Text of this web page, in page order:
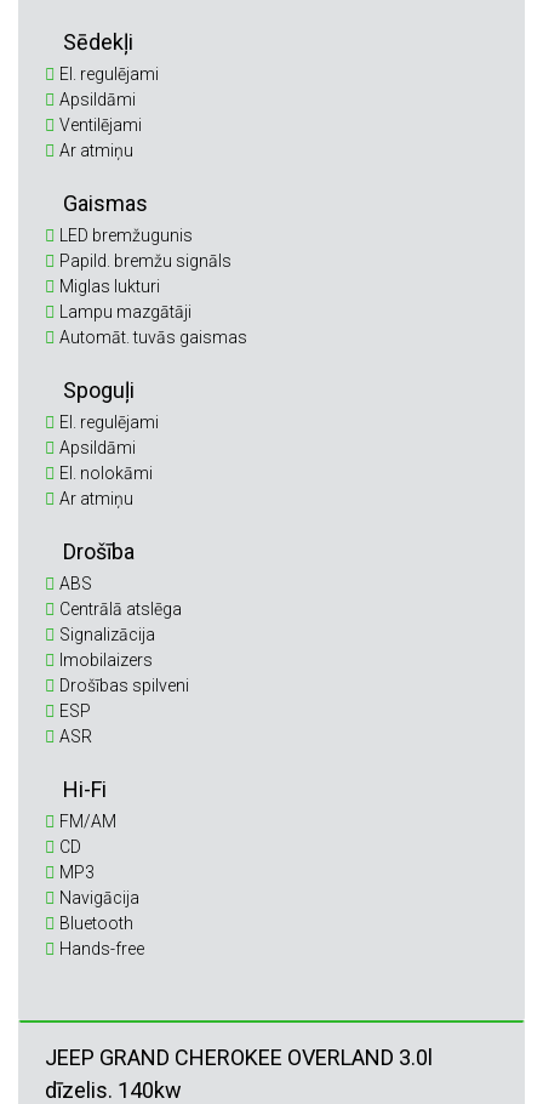
Sēdekļi
El. regulējami
Apsildāmi
Ventilējami
Ar atmiņu
Gaismas
LED bremžugunis
Papild. bremžu signāls
Miglas lukturi
Lampu mazgātāji
Automāt. tuvās gaismas
Spoguļi
El. regulējami
Apsildāmi
El. nolokāmi
Ar atmiņu
Drošība
ABS
Centrālā atslēga
Signalizācija
Imobilaizers
Drošības spilveni
ESP
ASR
Hi-Fi
FM/AM
CD
MP3
Navigācija
Bluetooth
Hands-free
JEEP GRAND CHEROKEE OVERLAND 3.0l
dīzelis. 140kw